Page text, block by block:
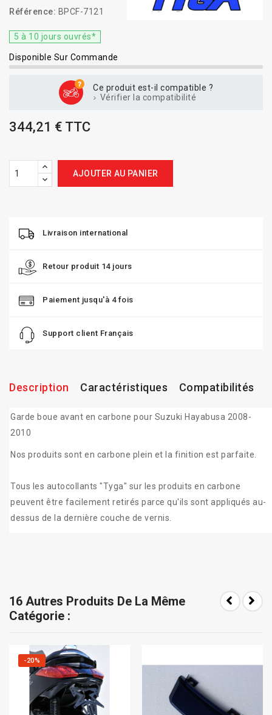
Référence: BPCF-7121
5 à 10 jours ouvrés*
Disponible Sur Commande
Ce produit est-il compatible ?
Vérifier la compatibilité
344,21 € TTC
AJOUTER AU PANIER
Livraison international
Retour produit 14 jours
Paiement jusqu'à 4 fois
Support client Français
Description Caractéristiques Compatibilités
Garde boue avant en carbone pour Suzuki Hayabusa 2008-
2010
Nos produits sont en carbone plein et la finition est parfaite.
Tous les autocollants "Tyga" sur les produits en carbone
peuvent être facilement retirés parce qu'ils sont appliqués au-
dessus de la dernière couche de vernis.
16 Autres Produits De La Même
Catégorie :
-20%